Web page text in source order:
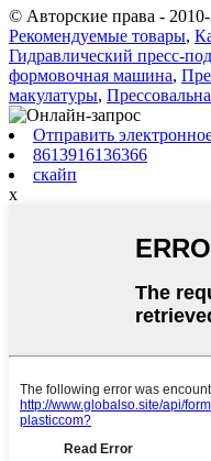
© Авторские права -
Рекомендуемые товары,
Гидравлический пресс-
формовочная машина,
макулатуры,
Отправить
8613916136366
скайп
x